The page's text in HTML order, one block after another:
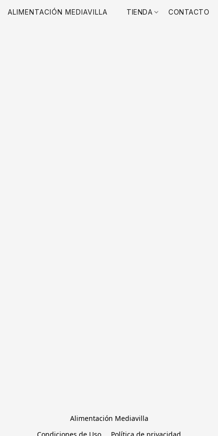
ALIMENTACIÓN MEDIAVILLA TIENDA CONTACTO
Alimentación Mediavilla